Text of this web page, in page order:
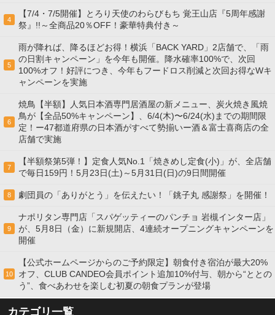
4
【7/4・7/5開催】とろり天使のわらびもち 覚王山店『5周年感謝
祭』!!～全商品20％OFF！豪華特典付き～
5
雨が降れば、降るほどお得！横浜「BACK YARD」2店舗で、「雨
の日割キャンペーン」を今年も開催。降水確率100%で、次回
100%オフ！好評につき、今年もフードロス削減と次回お得なWキ
ャンペーンを実施
6
焼鳥【半額】人気日本酒専門居酒屋の新メニュー、炭火焼き風焼
鳥が【全品50%キャンペーン】、6/4(木)〜6/24(水)までの期間限
定！ー47都道府県の日本酒がすべて勢揃いー酒＆富士喜商店の全
店舗で実施
7
【半額祭第5弾！】定食人気No.1「焼きめし定食(小)」が、全店舗
で毎日159円！5月23日(土)～5月31日(日)の9日間開催
8 劇団員の「ありがとう」を伝えたい！「銚子丸 感謝祭」を開催！
9
ナポリタン専門店「スパゲッティーのパンチョ 岩槻インター店」
が、5月8日（金）に新規開店、4連続オープニングキャンペーンを
開催
10
【公式ホームページからのご予約限定】朝食付き宿泊が最大20%
オフ、CLUB CANDEO会員ポイント追加10%付与、朝から“ととの
う”、食べあわせを楽しむ初夏の朝食プランが登場
カテゴリ一覧